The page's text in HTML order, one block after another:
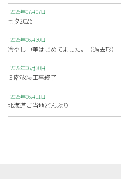
2026年07月07日
七夕2026
2026年06月30日
冷やし中華はじめてました。（過去形）
2026年06月30日
３階改装工事終了
2026年06月11日
北海道ご当地どんぶり